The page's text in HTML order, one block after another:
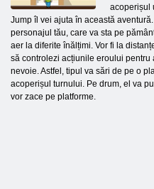
acoperișul
Jump îl vei ajuta în această
personajul tău, care va sta pe
aer la diferite înălțimi. Vor fi la
să controlezi acțiunile eroului pentru
nevoie. Astfel, tipul va sări de pe o
acoperișul turnului. Pe drum, el va
vor zace pe platforme.